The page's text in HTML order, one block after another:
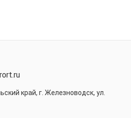
край, г. Железноводск, ул.